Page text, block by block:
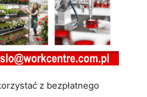
z bezpłatnego